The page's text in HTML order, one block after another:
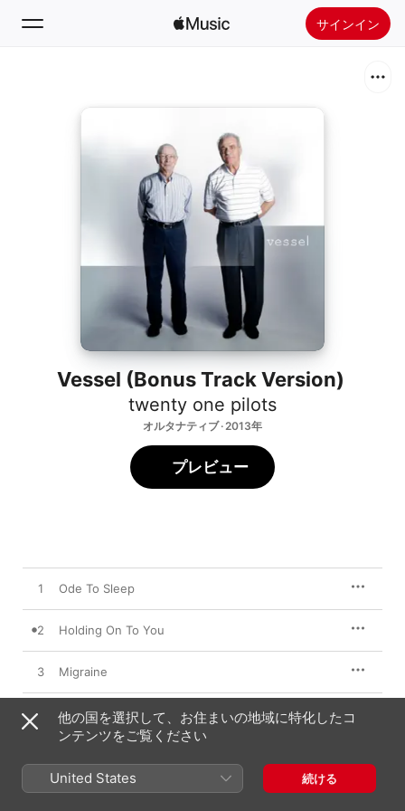
サインイン
Apple Musicをインストール
Vessel (Bonus Track Version)
twenty one pilots
オルタナティブ · 2013年
プレビュー
1 Ode To Sleep
2 Holding On To You
3 Migraine
4 House of Gold
6 Semi-Automatic
他の国を選択して、お住まいの地域に特化したコ
ンテンツをご覧ください
United States 続ける